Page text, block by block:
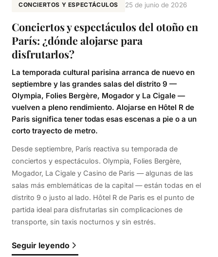
CONCIERTOS Y ESPECTÁCULOS 25 de junio de 2026
Conciertos y espectáculos del otoño en
París: ¿dónde alojarse para
disfrutarlos?
La temporada cultural parisina arranca de nuevo en
septiembre y las grandes salas del distrito 9 —
Olympia, Folies Bergère, Mogador y La Cigale —
vuelven a pleno rendimiento. Alojarse en Hôtel R de
Paris significa tener todas esas escenas a pie o a un
corto trayecto de metro.
Desde septiembre, París reactiva su temporada de
conciertos y espectáculos. Olympia, Folies Bergère,
Mogador, La Cigale y Casino de Paris — algunas de las
salas más emblemáticas de la capital — están todas en el
distrito 9 o justo al lado. Hôtel R de Paris es el punto de
partida ideal para disfrutarlas sin complicaciones de
transporte, sin taxis nocturnos y sin estrés.
Seguir leyendo